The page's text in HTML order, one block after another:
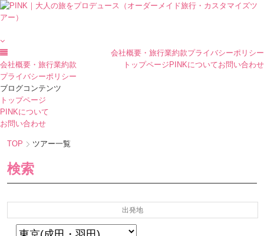
会社概要・旅行業約款プライバシーポリシー
トップページ PINKについてお問い合わせ
会社概要・旅行業約款
プライバシーポリシー
ブログコンテンツ
トップページ
PINKについて
お問い合わせ
TOP ツアー一覧
検索
出発地